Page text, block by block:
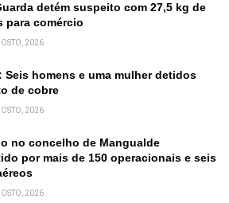
detém suspeito com 27,5 kg de
para comércio
2026
Seis homens e uma mulher detidos
de cobre
2026
no concelho de Mangualde
por mais de 150 operacionais e seis
2026